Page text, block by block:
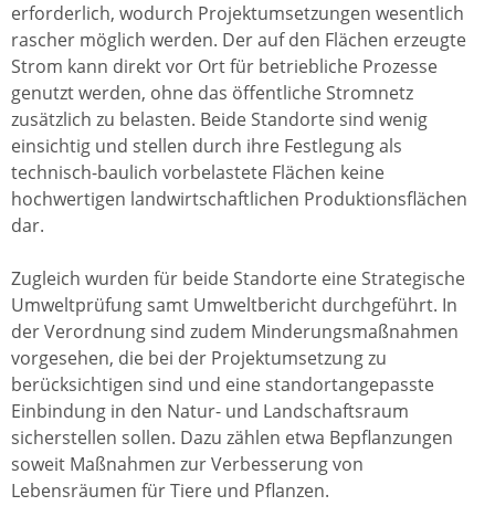
erforderlich, wodurch Projektumsetzungen wesentlich
rascher möglich werden. Der auf den Flächen erzeugte
Strom kann direkt vor Ort für betriebliche Prozesse
genutzt werden, ohne das öffentliche Stromnetz
zusätzlich zu belasten. Beide Standorte sind wenig
einsichtig und stellen durch ihre Festlegung als
technisch-baulich vorbelastete Flächen keine
hochwertigen landwirtschaftlichen Produktionsflächen
dar.
Zugleich wurden für beide Standorte eine Strategische
Umweltprüfung samt Umweltbericht durchgeführt. In
der Verordnung sind zudem Minderungsmaßnahmen
vorgesehen, die bei der Projektumsetzung zu
berücksichtigen sind und eine standortangepasste
Einbindung in den Natur- und Landschaftsraum
sicherstellen sollen. Dazu zählen etwa Bepflanzungen
soweit Maßnahmen zur Verbesserung von
Lebensräumen für Tiere und Pflanzen.